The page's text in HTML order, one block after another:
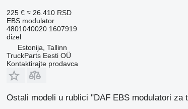
225 € ≈ 26.410 RSD
EBS modulator
4801040020 1607919
dizel
Estonija, Tallinn
TruckParts Eesti OÜ
Kontaktirajte prodavca
Ostali modeli u rublici "DAF EBS modulatori za